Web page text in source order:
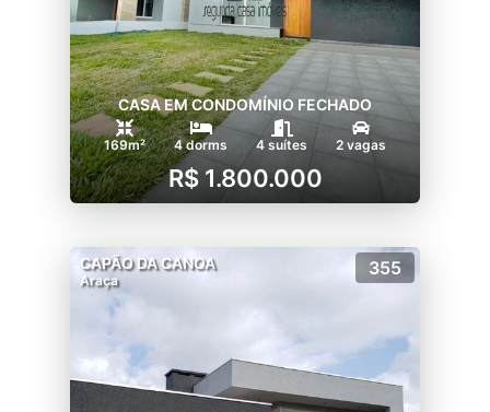
CASA EM CONDOMÍNIO FECHADO
169m² 4 dorms 4 suítes 2 vagas
R$ 1.800.000
CAPÃO DA CANOA
Araça
355